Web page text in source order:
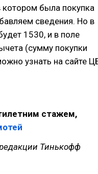
котором была покупка
сведения. Но в
1530, и в поле
(сумму покупки
узнать на сайте
стажем,
Тинькофф